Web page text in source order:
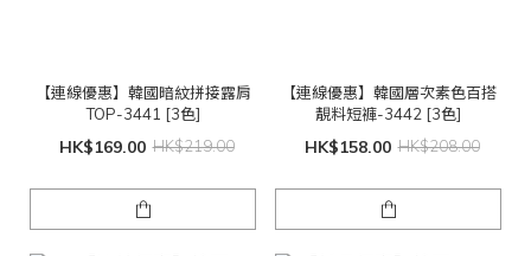
【連線優惠】韓國暗紋拼接露肩
TOP-3441 [3色]
HK$169.00 HK$219.00
【連線優惠】韓國層次素色百搭
靚料短褲-3442 [3色]
HK$158.00 HK$208.00